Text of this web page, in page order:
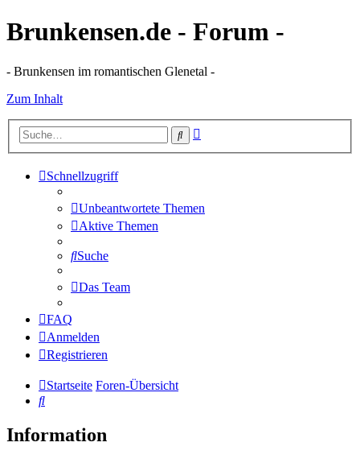
Brunkensen.de - Forum -
- Brunkensen im romantischen Glenetal -
Zum Inhalt
Suche
Schnellzugriff
Unbeantwortete Themen
Aktive Themen
Suche
Das Team
FAQ
Anmelden
Registrieren
Startseite Foren-Übersicht
Suche
Information